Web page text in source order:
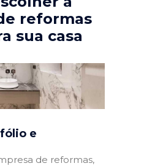
reformas
sua casa
e
de reformas,